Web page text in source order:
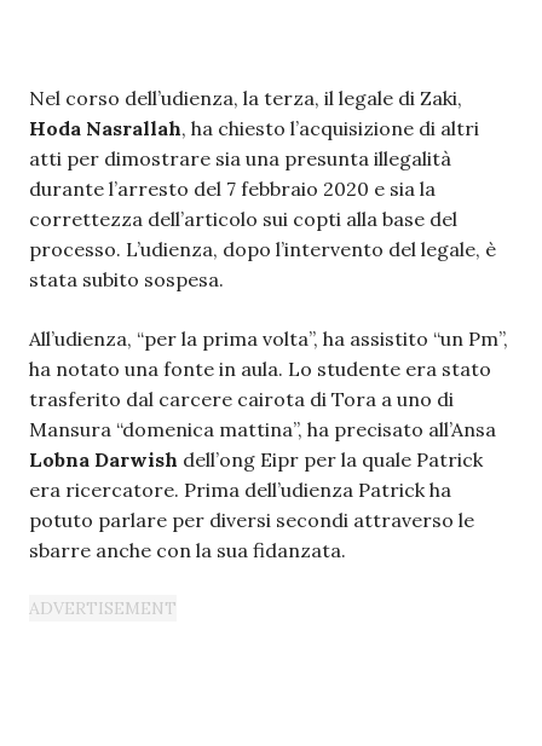
Nel corso dell’udienza, la terza, il legale di Zaki,
Hoda Nasrallah, ha chiesto l’acquisizione di altri
atti per dimostrare sia una presunta illegalità
durante l’arresto del 7 febbraio 2020 e sia la
correttezza dell’articolo sui copti alla base del
processo. L’udienza, dopo l’intervento del legale, è
stata subito sospesa.
All’udienza, “per la prima volta”, ha assistito “un Pm”,
ha notato una fonte in aula. Lo studente era stato
trasferito dal carcere cairota di Tora a uno di
Mansura “domenica mattina”, ha precisato all’Ansa
Lobna Darwish dell’ong Eipr per la quale Patrick
era ricercatore. Prima dell’udienza Patrick ha
potuto parlare per diversi secondi attraverso le
sbarre anche con la sua fidanzata.